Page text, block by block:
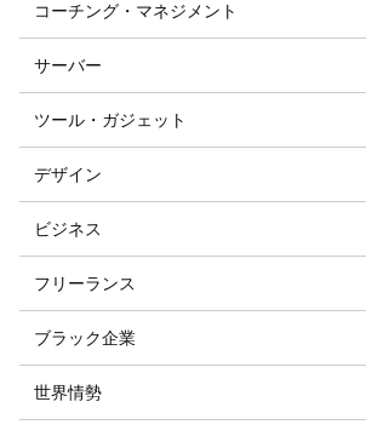
コーチング・マネジメント
サーバー
ツール・ガジェット
デザイン
ビジネス
フリーランス
ブラック企業
世界情勢